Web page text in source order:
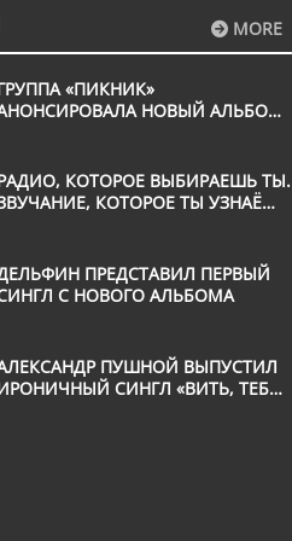
MORE
«ПИКНИК»
НОВЫЙ АЛЬБОМ
КОТОРОЕ ВЫБИРАЕШЬ ТЫ.
КОТОРОЕ ТЫ УЗНАЁШЬ
ПРЕДСТАВИЛ ПЕРВЫЙ
С НОВОГО АЛЬБОМА
ПУШНОЙ ВЫПУСТИЛ
СИНГЛ «ВИТЬ, ТЕБЕ